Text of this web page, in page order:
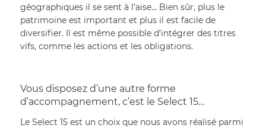
géographiques il se sent à l’aise… Bien sûr, plus le
patrimoine est important et plus il est facile de
diversifier. Il est même possible d’intégrer des titres
vifs, comme les actions et les obligations.
Vous disposez d’une autre forme
d’accompagnement, c’est le Select 15…
Le Select 15 est un choix que nous avons réalisé parmi